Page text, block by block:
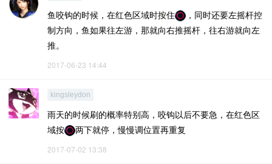
鱼咬钩的时候，在红色区域时按住
，同时还要左摇杆控
制方向，鱼如果往左游，那就向右推摇杆，往右游就向左
推。
2017-06-23 14:44
kingsleydon
雨天的时候刷的概率特别高，咬钩以后不要急，在红色区
域按
两下就停，慢慢调位置再重复
2017-07-02 13:38